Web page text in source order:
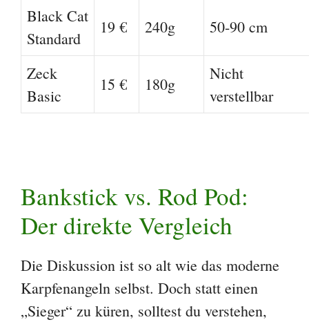
Black Cat
Standard
19 € 240g 50-90 cm
Zeck
Basic
15 € 180g
Nicht
verstellbar
Bankstick vs. Rod Pod:
Der direkte Vergleich
Die Diskussion ist so alt wie das moderne
Karpfenangeln selbst. Doch statt einen
„Sieger“ zu küren, solltest du verstehen,